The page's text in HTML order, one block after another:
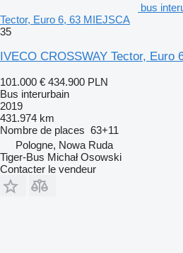
bus
Tector, Euro 6, 63 MIEJSCA
35
IVECO CROSSWAY Tector, Euro
101.000 € 434.900 PLN
Bus interurbain
2019
431.974 km
Nombre de places 63+11
Pologne, Nowa Ruda
Tiger-Bus Michał Osowski
Contacter le vendeur